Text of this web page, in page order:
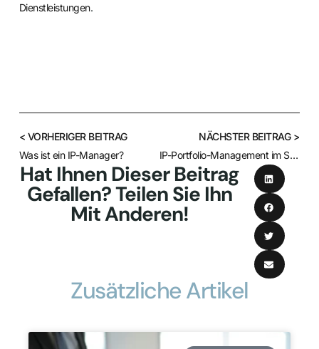
Dienstleistungen.
Hat Ihnen Dieser Beitrag
Gefallen? Teilen Sie Ihn
Mit Anderen!
< VORHERIGER BEITRAG
Was ist ein IP-Manager?
NÄCHSTER BEITRAG >
IP-Portfolio-Management im Silicon Valley
Zusätzliche Artikel